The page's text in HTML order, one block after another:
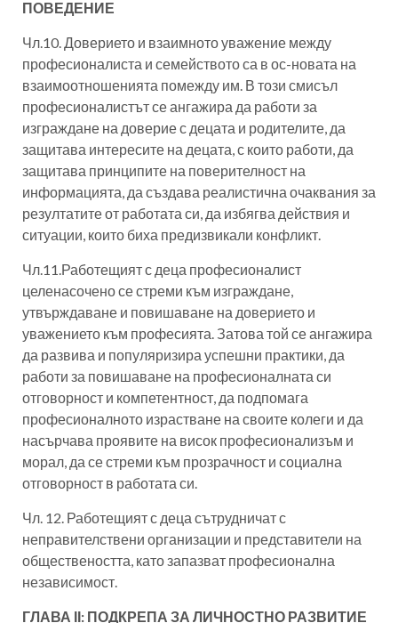
ПОВЕДЕНИЕ
Чл.10. Доверието и взаимното уважение между
професионалиста и семейството са в ос-новата на
взаимоотношенията помежду им. В този смисъл
професионалистът се ангажира да работи за
изграждане на доверие с децата и родителите, да
защитава интересите на децата, с които работи, да
защитава принципите на поверителност на
информацията, да създава реалистична очаквания за
резултатите от работата си, да избягва действия и
ситуации, които биха предизвикали конфликт.
Чл.11.Работещият с деца професионалист
целенасочено се стреми към изграждане,
утвърждаване и повишаване на доверието и
уважението към професията. Затова той се ангажира
да развива и популяризира успешни практики, да
работи за повишаване на професионалната си
отговорност и компетентност, да подпомага
професионалното израстване на своите колеги и да
насърчава проявите на висок професионализъм и
морал, да се стреми към прозрачност и социална
отговорност в работата си.
Чл. 12. Работещият с деца сътрудничат с
неправителствени организации и представители на
обществеността, като запазват професионална
независимост.
ГЛАВА ІІ: ПОДКРЕПА ЗА ЛИЧНОСТНО РАЗВИТИЕ